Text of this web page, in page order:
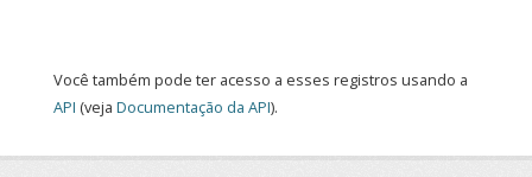
Você também pode ter acesso a esses registros usando a
API (veja Documentação da API).